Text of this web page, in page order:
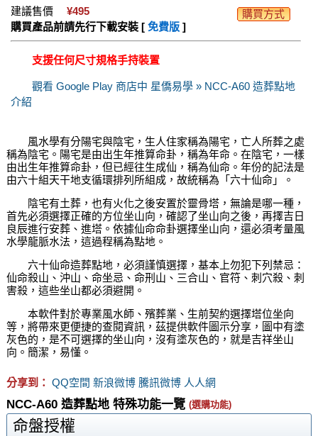
建議售價
¥495
購買方式
購買產品前請先行下載安裝 [ 免費版]
支援任何尺寸規格手持裝置
觀看 Google Play 商店中 星僑易學 » NCC-A60 造葬點地
介紹
風水學有分陽宅與陰宅，生人住家稱為陽宅，亡人所葬之處
稱為陰宅。陽宅是由出生年推算命卦，稱為年命。在陰宅，一樣
由出生年推算命卦，但已經往生成仙，稱為仙命。年份的記法是
由六十組天干地支循環排列所組成，故統稱為「六十仙命」。
陰宅有土葬，也有火化之後安置於靈骨塔，無論是哪一種，
首先必須選擇正確的方位坐山向，確認了坐山向之後，再擇吉日
良辰進行安葬、進塔。依據仙命命卦選擇坐山向，還必須考量風
水學龍脈水法，這過程稱為點地。
六十仙命造葬點地，必須謹慎選擇，基本上勿犯下列禁忌：
仙命殺山、沖山、命坐忌、命刑山、三合山、官符、刺穴殺、刺
害殺，這些坐山都必須避開。
本軟件對於專業風水師、殯葬業、生前契約選擇塔位坐向
等，將帶來更便捷的查閱資訊，茲提供軟件圖示分享，圖中有塗
灰色的，是不可選擇的坐山向，沒有塗灰色的，就是吉祥坐山
向。簡潔，易懂。
分享到： QQ空間 新浪微博 騰訊微博 人人網
NCC-A60 造葬點地 特殊功能一覽 (選購功能)
命盤授權